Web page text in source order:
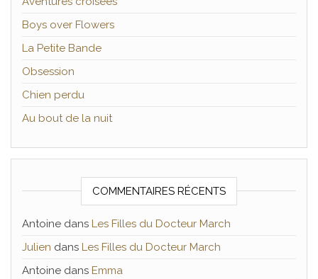
Boys over Flowers
La Petite Bande
Obsession
Chien perdu
Au bout de la nuit
COMMENTAIRES RÉCENTS
Antoine dans Les Filles du Docteur March
Julien dans Les Filles du Docteur March
Antoine dans Emma